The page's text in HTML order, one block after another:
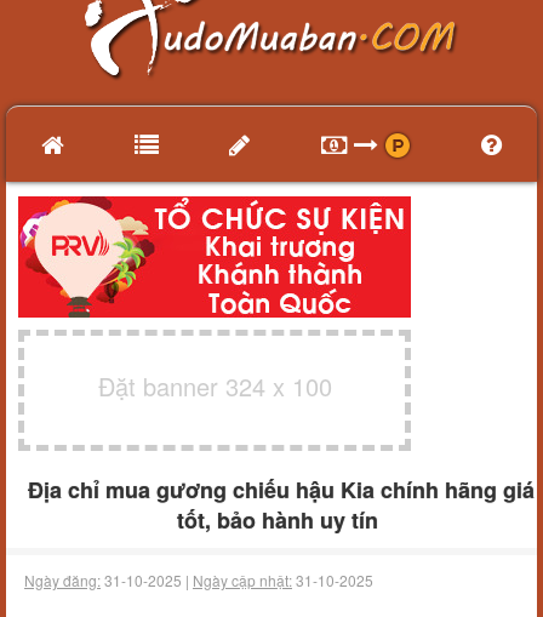
Đặt banner 324 x 100
Địa chỉ mua gương chiếu hậu Kia chính hãng giá
tốt, bảo hành uy tín
Ngày đăng:31-10-2025 | Ngày cập nhật:31-10-2025